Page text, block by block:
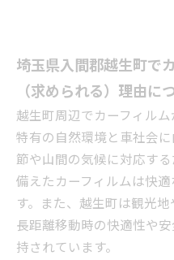
埼玉県入間郡越生町で
（求められる）理由に
越生町周辺でカーフィル
特有の自然環境と車社会
節や山間の気候に対応す
備えたカーフィルムは快
す。また、越生町は観光
長距離移動時の快適性や
持されています。